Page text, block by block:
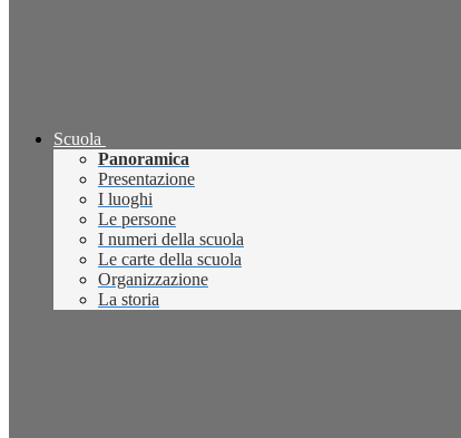
Scuola
Panoramica
Presentazione
I luoghi
Le persone
I numeri della scuola
Le carte della scuola
Organizzazione
La storia